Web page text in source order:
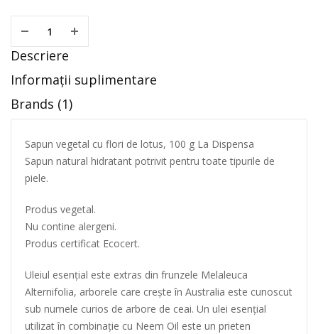
Descriere
Informații suplimentare
Brands (1)
Sapun vegetal cu flori de lotus, 100 g La Dispensa
Sapun natural hidratant potrivit pentru toate tipurile de
piele.
Produs vegetal.
Nu contine alergeni.
Produs certificat Ecocert.
Uleiul esențial este extras din frunzele Melaleuca
Alternifolia, arborele care crește în Australia este cunoscut
sub numele curios de arbore de ceai. Un ulei esențial
utilizat în combinație cu Neem Oil este un prieten